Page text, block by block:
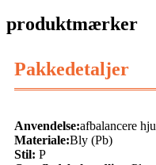
produktmærker
Pakkedetaljer
Anvendelse:afbalancere
Materiale:Bly (Pb)
Stil: P